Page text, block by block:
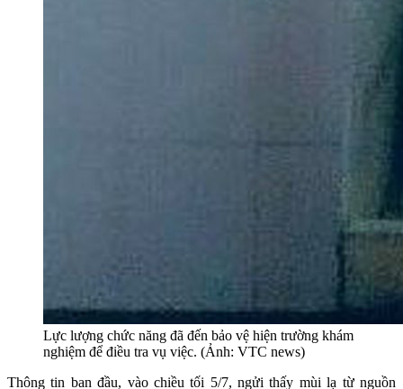
Lực lượng chức năng đã đến bảo vệ hiện trường khám
nghiệm để điều tra vụ việc. (Ảnh: VTC news)
Thông tin ban đầu, vào chiều tối 5/7, ngửi thấy mùi lạ từ nguồn